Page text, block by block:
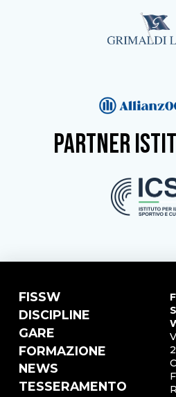
partner
FISSW
DISCIPLINE
GARE
FORMAZIONE
NEWS
TESSERAMENTO